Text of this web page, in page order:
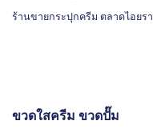
ร้านขายกระปุกครีม ตลาดไอยรา
ขวดใสครีม ขวดปั๊ม